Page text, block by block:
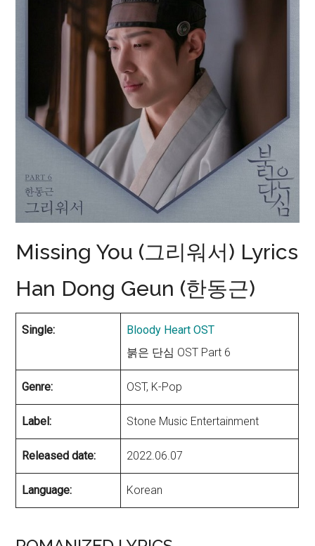
Missing You (그리워서) Lyrics
Han Dong Geun (한동근)
Single:
Bloody Heart OST
붉은 단심 OST Part 6
Genre: OST, K-Pop
Label: Stone Music Entertainment
Released date: 2022.06.07
Language: Korean